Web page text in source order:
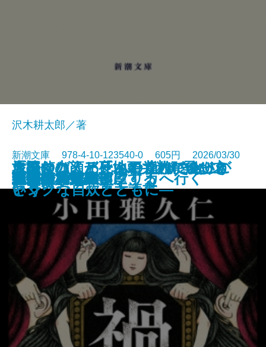
ドリトル先生アフリカへ行く
魔都シカモア
聖女の、遺産
重力アルケミック
最後の魔法
水─本の小説─
「読む力」と「地頭力」がいっき
に身につく 東大読書
ブルー ハワイ
可哀想な蠅
旅のつばくろ、ふたたび─飛び立
つ季節─
沢木耕太郎／著
新潮文庫 978-4-10-123540-0 605円 2026/03/30
禍
原田マハ、アートの達人に会いに
いく
遠い声、遠い部屋
連続殺人鬼の妻
夜が少女を探偵にする
文豪の花嫁
名探偵の顔が良い2―謎解きはジ
ャンクな自炊とともに―
戦慄
大好きな人、死んでくれてありが
とう
キツネ狩り